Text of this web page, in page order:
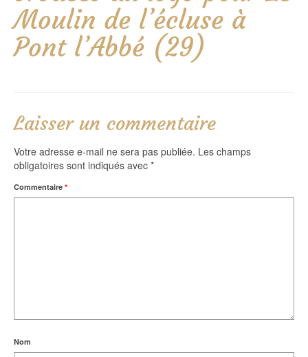
Moulin de l’écluse à
Pont l’Abbé (29)
Laisser un commentaire
Votre adresse e-mail ne sera pas publiée. Les champs
obligatoires sont indiqués avec *
Commentaire *
Nom